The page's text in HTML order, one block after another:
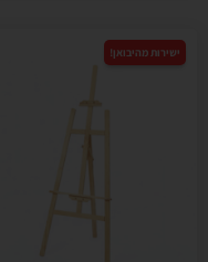
ישירות מהיבואן!